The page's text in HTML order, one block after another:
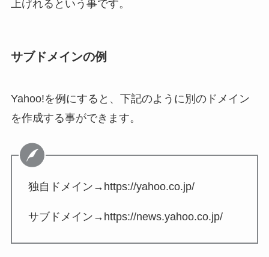
上げれるという事です。
サブドメインの例
Yahoo!を例にすると、下記のように別のドメイン
を作成する事ができます。
独自ドメイン→https://yahoo.co.jp/
サブドメイン→https://news.yahoo.co.jp/